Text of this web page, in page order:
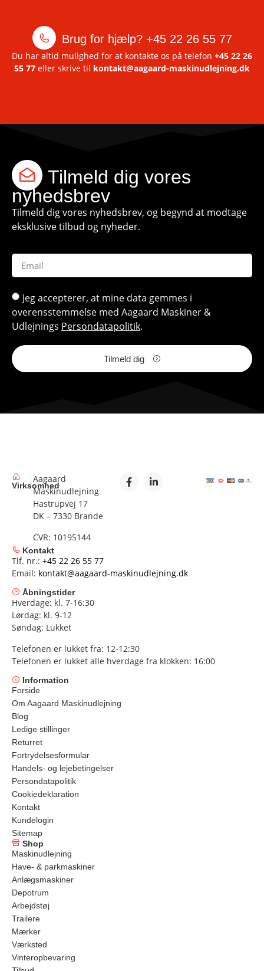
Brug for hjælp? +45 22 26 55 77
Du har altid mulighed for at kontakte os på telefon +45 22 26
55 77 eller skrive til kontakt@aagaard-maskinudlejning.dk
Tilmeld dig vores
nyhedsbrev
Tilmeld dig vores nyhedsbrev, og begynd at modtage
eksklusive tilbud og nyheder.
Jeg accepterer, at mine data gemmes i
overensstemmelse med Aagaard Maskiner &
Udlejnings Persondatapolitik.
Tilmeld dig
Virksomhed
Aagaard
Maskinudlejning
Hastrupvej 17
DK – 7330 Brande
CVR: 10195144
Kontakt
Tlf. nr.: +45 22 26 55 77
Email: kontakt@aagaard-maskinudlejning.dk
Åbningstider
Hverdage: kl. 7-16:30
Lørdag: kl. 9-12
Søndag: Lukket
Telefonen er lukket fra: 12-12:30
Telefonen er lukket alle hverdage fra klokken: 16:00
Information
Forside
Om Aagaard Maskinudlejning
Blog
Ledige stillinger
Returret
Fortrydelsesformular
Handels- og lejebetingelser
Persondatapolitik
Cookiedeklaration
Kontakt
Kundelogin
Sitemap
Shop
Maskinudlejning
Have- & parkmaskiner
Anlægsmaskiner
Depotrum
Arbejdstøj
Trailere
Mærker
Værksted
Vinteropbevaring